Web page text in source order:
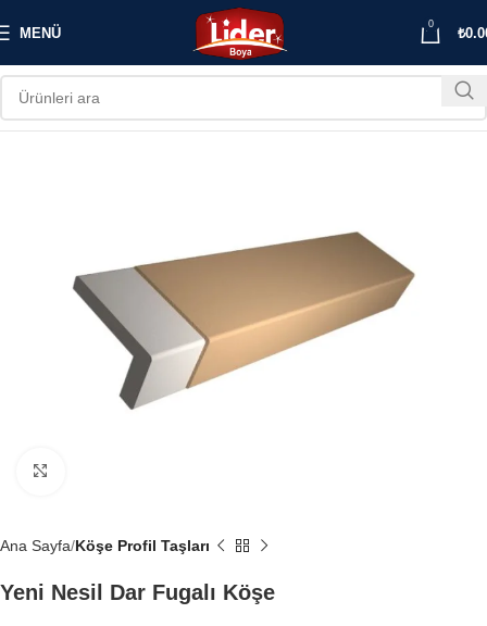
MENÜ
0
₺
Ana Sayfa Köşe Profil Taşları
Yeni Nesil Dar Fugalı Köşe